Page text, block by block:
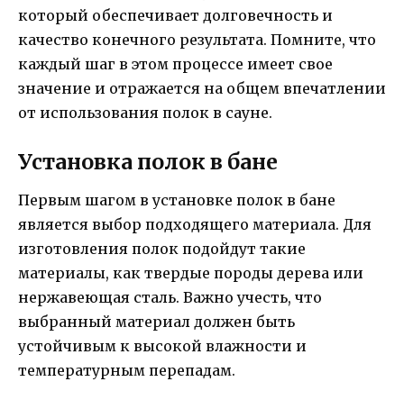
который обеспечивает долговечность и
качество конечного результата. Помните, что
каждый шаг в этом процессе имеет свое
значение и отражается на общем впечатлении
от использования полок в сауне.
Установка полок в бане
Первым шагом в установке полок в бане
является выбор подходящего материала. Для
изготовления полок подойдут такие
материалы, как твердые породы дерева или
нержавеющая сталь. Важно учесть, что
выбранный материал должен быть
устойчивым к высокой влажности и
температурным перепадам.